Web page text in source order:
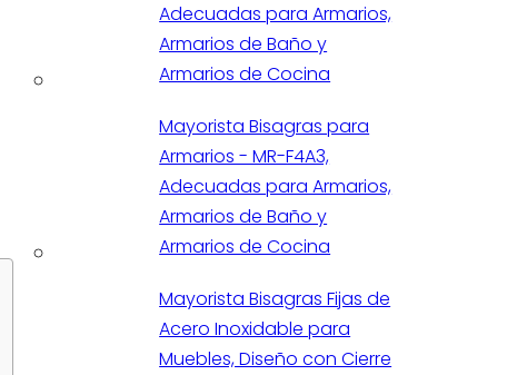
Adecuadas para Armarios,
Armarios de Baño y
Armarios de Cocina
Mayorista Bisagras para
Armarios - MR-F4A3,
Adecuadas para Armarios,
Armarios de Baño y
Armarios de Cocina
Mayorista Bisagras Fijas de
Acero Inoxidable para
Muebles, Diseño con Cierre